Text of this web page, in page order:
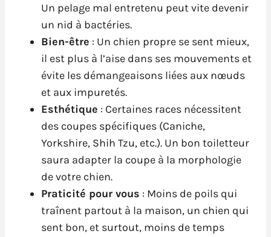
Un pelage mal entretenu peut vite devenir
un nid à bactéries.
Bien-être : Un chien propre se sent mieux,
il est plus à l’aise dans ses mouvements et
évite les démangeaisons liées aux nœuds
et aux impuretés.
Esthétique : Certaines races nécessitent
des coupes spécifiques (Caniche,
Yorkshire, Shih Tzu, etc.). Un bon toiletteur
saura adapter la coupe à la morphologie
de votre chien.
Praticité pour vous : Moins de poils qui
traînent partout à la maison, un chien qui
sent bon, et surtout, moins de temps